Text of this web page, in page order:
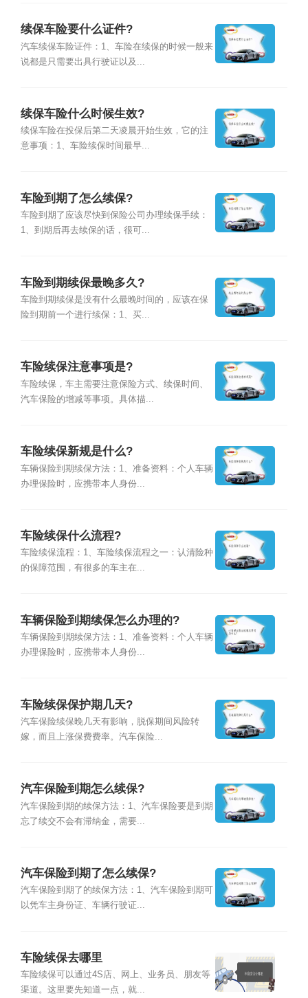
续保车险要什么证件?
汽车续保车险证件：1、车险在续保的时候一般来
说都是只需要出具行驶证以及...
续保车险什么时候生效?
续保车险在投保后第二天凌晨开始生效，它的注
意事项：1、车险续保时间最早...
车险到期了怎么续保?
车险到期了应该尽快到保险公司办理续保手续：
1、到期后再去续保的话，很可...
车险到期续保最晚多久?
车险到期续保是没有什么最晚时间的，应该在保
险到期前一个进行续保：1、买...
车险续保注意事项是?
车险续保，车主需要注意保险方式、续保时间、
汽车保险的增减等事项。具体描...
车险续保新规是什么?
车辆保险到期续保方法：1、准备资料：个人车辆
办理保险时，应携带本人身份...
车险续保什么流程?
车险续保流程：1、车险续保流程之一：认清险种
的保障范围，有很多的车主在...
车辆保险到期续保怎么办理的?
车辆保险到期续保方法：1、准备资料：个人车辆
办理保险时，应携带本人身份...
车险续保保护期几天?
汽车保险续保晚几天有影响，脱保期间风险转
嫁，而且上涨保费费率。汽车保险...
汽车保险到期怎么续保?
汽车保险到期的续保方法：1、汽车保险要是到期
忘了续交不会有滞纳金，需要...
汽车保险到期了怎么续保?
汽车保险到期了的续保方法：1、汽车保险到期可
以凭车主身份证、车辆行驶证...
车险续保去哪里
车险续保可以通过4S店、网上、业务员、朋友等
渠道。这里要先知道一点，就...